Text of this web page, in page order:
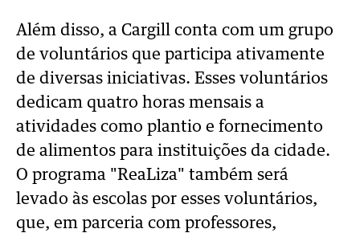
Além disso, a Cargill conta com um grupo
de voluntários que participa ativamente
de diversas iniciativas. Esses voluntários
dedicam quatro horas mensais a
atividades como plantio e fornecimento
de alimentos para instituições da cidade.
O programa "ReaLiza" também será
levado às escolas por esses voluntários,
que, em parceria com professores,